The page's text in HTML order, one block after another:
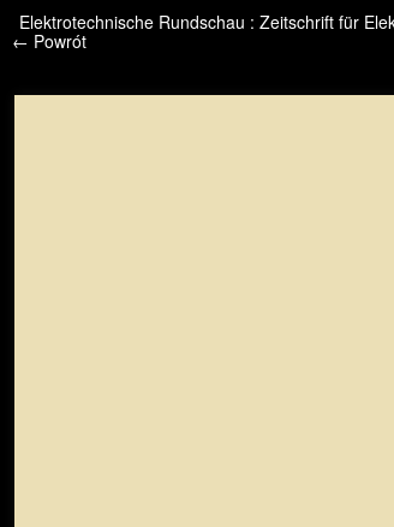
/* */ /* */ /* pliki_strona_po_stronie */
Elektrotechnische Rundschau : Zeitschrift für
← Powrót